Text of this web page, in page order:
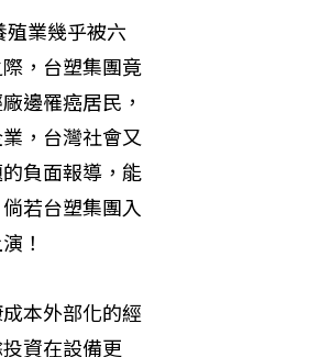
業幾乎被六
，台塑集團竟
邊罹癌居民，
，台灣社會又
負面報導，能
若台塑集團入
！
本外部化的經
資在設備更